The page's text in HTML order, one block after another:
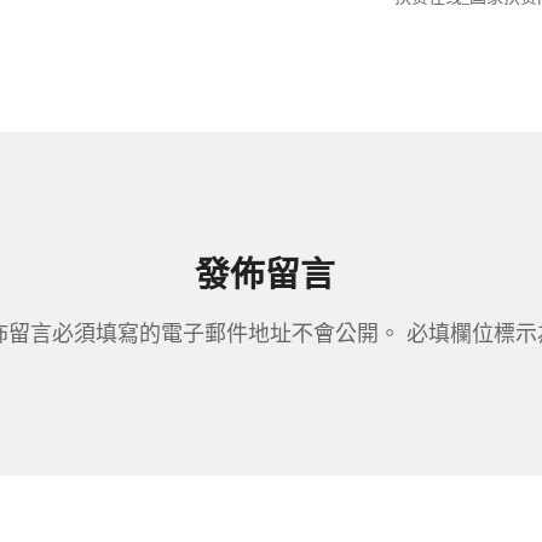
發佈留言
留言必須填寫的電子郵件地址不會公開。 必填欄位標